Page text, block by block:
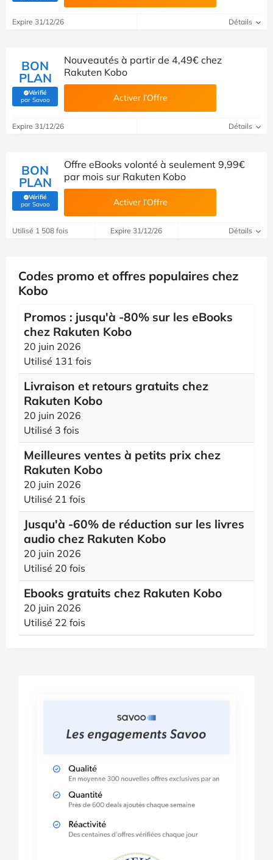
Expire 31/12/26 Détails
BON
PLAN
Vérifié
par Savoo(Vérifié par Savoo)
Nouveautés à partir de 4,49€ chez
Rakuten Kobo
Activer l’Offre
Expire 31/12/26 Détails
BON
PLAN
Vérifié
par Savoo(Vérifié par Savoo)
Offre eBooks volonté à seulement 9,99€
par mois sur Rakuten Kobo
Activer l’Offre
Utilisé 1 508 fois Expire 31/12/26 Détails
Codes promo et offres populaires chez
Kobo
Promos : jusqu'à -80% sur les eBooks
chez Rakuten Kobo
20 juin 2026
Utilisé 131 fois
Livraison et retours gratuits chez
Rakuten Kobo
20 juin 2026
Utilisé 3 fois
Meilleures ventes à petits prix chez
Rakuten Kobo
20 juin 2026
Utilisé 21 fois
Jusqu'à -60% de réduction sur les livres
audio chez Rakuten Kobo
20 juin 2026
Utilisé 20 fois
Ebooks gratuits chez Rakuten Kobo
20 juin 2026
Utilisé 22 fois